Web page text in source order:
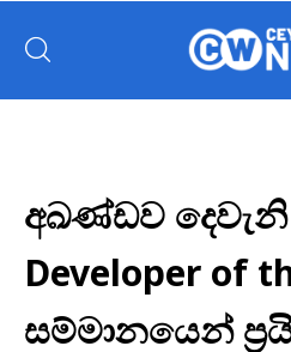
අඛණ්ඩව
Developer of
සම්මානයෙන්